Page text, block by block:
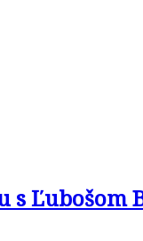
Ľubošom